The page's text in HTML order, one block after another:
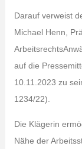
Darauf verweist
Michael Henn,
auf die
10.11.2023 zu
1234/22).
Die Klägerin
Nähe der